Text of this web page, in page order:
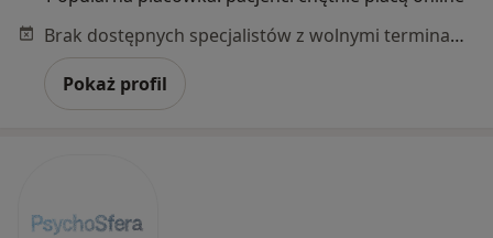
Brak dostępnych specjalistów z wolnymi terminami w tym centrum medycznym.
Pokaż profil